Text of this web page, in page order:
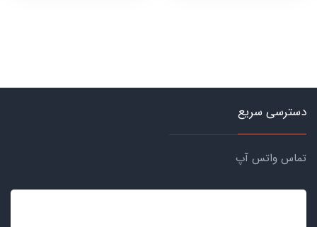
دسترسی سریع
تماس واتس آپ